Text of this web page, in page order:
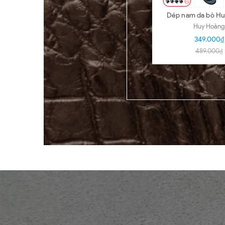
Dép nam da bò
nhiều loại
HD7140-51
Huy Hoàng
349.000₫
489.000₫